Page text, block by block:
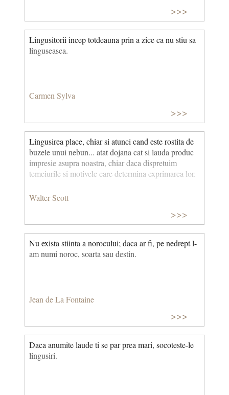
>>>
Lingusitorii incep totdeauna prin a zice ca nu stiu sa
linguseasca.
Carmen Sylva
>>>
Lingusirea place, chiar si atunci cand este rostita de
buzele unui nebun... atat dojana cat si lauda produc
impresie asupra noastra, chiar daca dispretuim
temeiurile si motivele care determina exprimarea lor.
Walter Scott
>>>
Nu exista stiinta a norocului; daca ar fi, pe nedrept l-
am numi noroc, soarta sau destin.
Jean de La Fontaine
>>>
Daca anumite laude ti se par prea mari, socoteste-le
lingusiri.